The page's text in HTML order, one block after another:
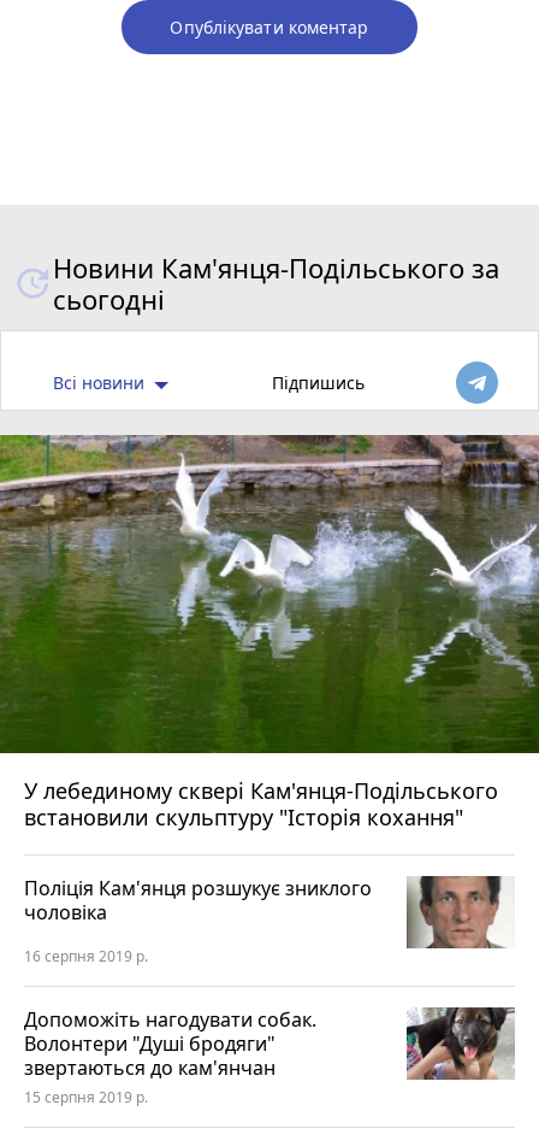
Опублікувати коментар
Новини Кам'янця-Подільського за
сьогодні
Всі новини Підпишись
У лебединому сквері Кам'янця-Подільського
встановили скульптуру "Історія кохання"
Поліція Кам'янця розшукує зниклого
чоловіка
16 серпня 2019 р.
Допоможіть нагодувати собак.
Волонтери "Душі бродяги"
звертаються до кам'янчан
15 серпня 2019 р.